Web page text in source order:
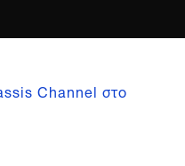
Channel στο